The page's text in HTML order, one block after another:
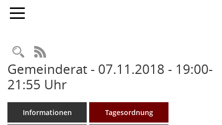
Toggle navigation
Rechercheauswahl
RSS-Feed
Gemeinderat - 07.11.2018 - 19:00-
21:55 Uhr
Informationen Tagesordnung